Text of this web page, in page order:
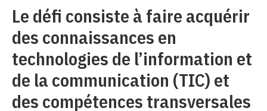
Le défi consiste à faire acquérir
des connaissances en
technologies de l’information et
de la communication (TIC) et
des compétences transversales